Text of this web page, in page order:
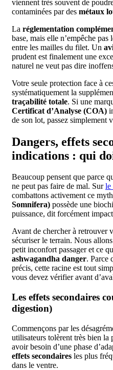
viennent très souvent de
contaminées par des métaux
La réglementation
base, mais elle n’empêche pas
entre les mailles du filet. Un
prudent est finalement une
naturel ne veut pas dire
Votre seule protection face à
systématiquement la
traçabilité totale. Si une
Certificat d’Analyse (COA)
de son lot, passez simplement
Dangers, effets
indications : qui
Beaucoup pensent que parce
ne peut pas faire de mal. Surle
combattons activement ce
Somnifera) possède une
puissance, dit forcément
Avant de chercher à retrouver
sécuriser le terrain. Nous
petit inconfort passager et ce
ashwagandha danger. Parce
précis, cette racine est tout
vous devez vérifier avant
Les effets secondaires
digestion)
Commençons par les
utilisateurs tolèrent très bien la
avoir besoin d’une phase
effets secondaires les plus
dans le ventre.